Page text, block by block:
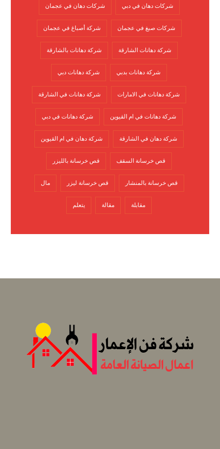
شركات دهان في دبي شركات دهان في عجمان
شركات صبغ في عجمان شركة أصباغ في عجمان
شركة دهانات الشارقة شركة دهانات بالشارقة
شركة دهانات بدبي شركة دهانات دبي
شركة دهانات في الامارات شركة دهانات في الشارقة
شركة دهانات في ام القيوين شركة دهانات في دبي
شركة دهان في الشارقة شركة دهان في ام القيوين
قص خرسانة السقف قص خرسانة بالليزر
قص خرسانة بالمنشار قص خرسانة ليزر مال
مقابلة مقالة يتعلم